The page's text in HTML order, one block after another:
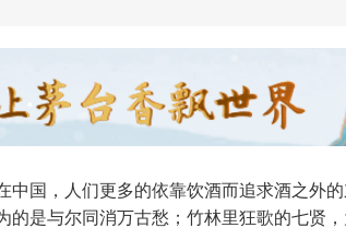
国，人们更多的依靠饮酒而追求酒之外的
是与尔同消万古愁；竹林里狂歌的七贤